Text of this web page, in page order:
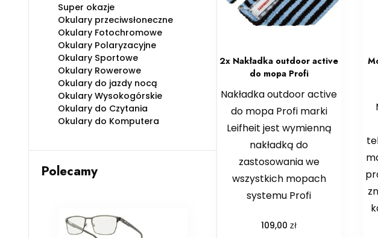
2x Nakładka outdoor active
do mopa Profi
Nakładka outdoor active
do mopa Profi marki
Leifheit jest wymienną
nakładką do
zastosowania we
wszystkich mopach
systemu Profi
109,00zł
Super okazje
Okulary przeciwsłoneczne
Okulary Fotochromowe
Okulary Polaryzacyjne
Okulary Sportowe
Okulary Rowerowe
Okulary do jazdy nocą
Okulary Wysokogórskie
Okulary do Czytania
Okulary do Komputera
Polecamy